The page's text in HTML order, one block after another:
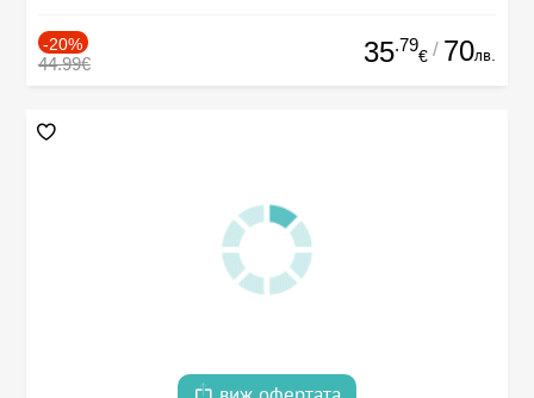
-20%
44.99€ 35.79
€ / 70лв.